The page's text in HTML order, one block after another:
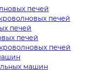
печей
печей
печей
печей
печей
машин